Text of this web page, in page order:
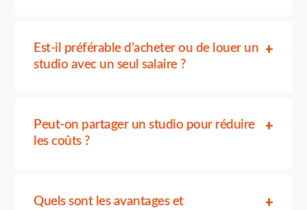
Est-il préférable d’acheter ou de louer un
studio avec un seul salaire ?
Peut-on partager un studio pour réduire
les coûts ?
Quels sont les avantages et